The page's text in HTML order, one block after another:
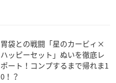
胃袋との戦闘「星のカービィ×
ハッピーセット」ぬいを徹底レ
ポート！コンプするまで帰れま1
0！？